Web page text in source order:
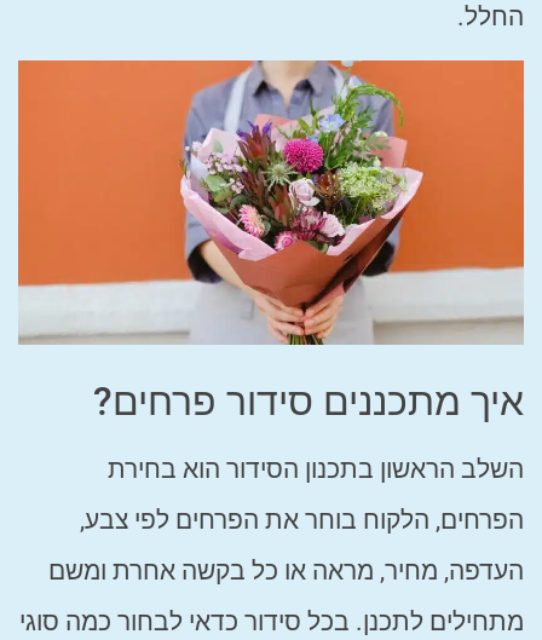
החלל.
איך מתכננים סידור פרחים?
השלב הראשון בתכנון הסידור הוא בחירת
הפרחים, הלקוח בוחר את הפרחים לפי צבע,
העדפה, מחיר, מראה או כל בקשה אחרת ומשם
מתחילים לתכנן. בכל סידור כדאי לבחור כמה סוגי